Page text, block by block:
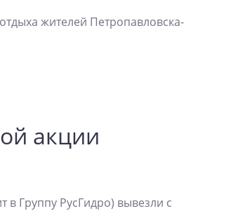
жителей Петропавловска-
акции
в Группу РусГидро) вывезли с